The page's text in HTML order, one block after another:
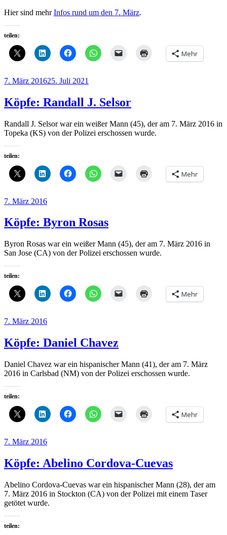
Hier sind mehrInfos rund um den 7. März.
teilen:
Mehr
Veröffentlicht
7. März 201625. Juli 2021
Köpfe: Randall J. Selsor
Randall J. Selsor war ein weißer Mann (45), der am 7. März 2016 in
Topeka (KS) von der Polizei erschossen wurde.
teilen:
Mehr
Veröffentlicht
7. März 2016
Köpfe: Byron Rosas
Byron Rosas war ein weißer Mann (45), der am 7. März 2016 in
San Jose (CA) von der Polizei erschossen wurde.
teilen:
Mehr
Veröffentlicht
7. März 2016
Köpfe: Daniel Chavez
Daniel Chavez war ein hispanischer Mann (41), der am 7. März
2016 in Carlsbad (NM) von der Polizei erschossen wurde.
teilen:
Mehr
Veröffentlicht
7. März 2016
Köpfe: Abelino Cordova-Cuevas
Abelino Cordova-Cuevas war ein hispanischer Mann (28), der am
7. März 2016 in Stockton (CA) von der Polizei mit einem Taser
getötet wurde.
teilen: